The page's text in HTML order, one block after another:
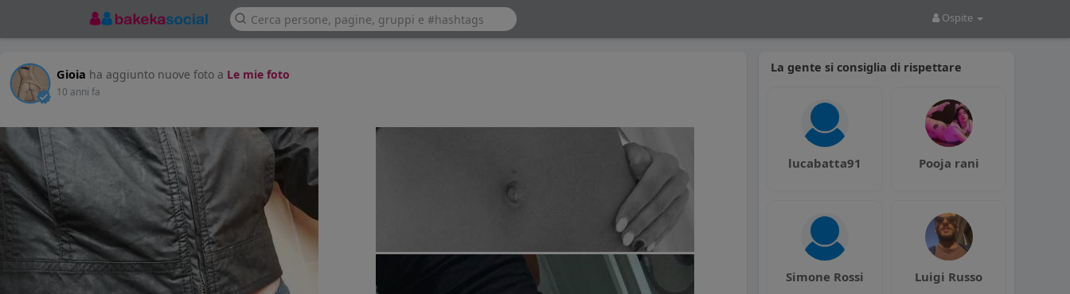
Ospite
Gioia ha aggiunto nuove foto a Le mie foto
10 anni fa
La gente si consiglia di rispettare
lucabatta91 Pooja rani
Simone Rossi Luigi Russo